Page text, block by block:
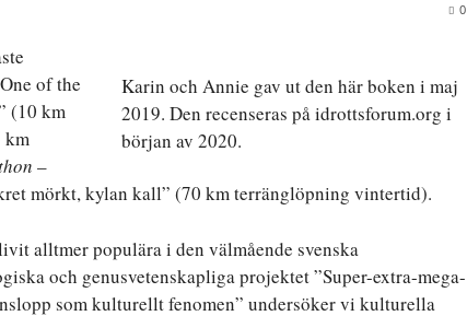
0
Karin och Annie gav ut den här boken i maj
2019. Den recenseras på idrottsforum.org i
början av 2020.
of the
(10 km
km
–
mörkt, kylan kall” (70 km terränglöpning vintertid).
alltmer populära i den välmående svenska
och genusvetenskapliga projektet ”Super-extra-mega-
som kulturellt fenomen” undersöker vi kulturella